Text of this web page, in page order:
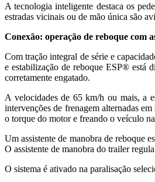
A tecnologia inteligente destaca os
estradas vicinais ou de mão única são
Conexão: operação de reboque com
Com tração integral de série e
e estabilização de reboque ESP® está
corretamente engatado.
A velocidades de 65 km/h ou mais, a
intervenções de frenagem alternadas
o torque do motor e freando o veículo
Um assistente de manobra de reboque
O assistente de manobra do trailer
O sistema é ativado na paralisação